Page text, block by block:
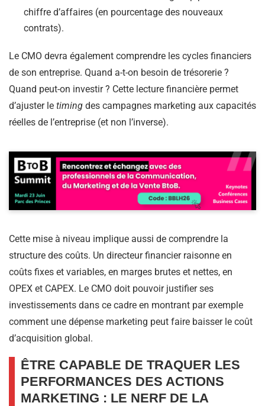
chiffre d’affaires (en pourcentage des nouveaux
contrats).
Le CMO devra également comprendre les cycles financiers
de son entreprise. Quand a-t-on besoin de trésorerie ?
Quand peut-on investir ? Cette lecture financière permet
d’ajuster le timing des campagnes marketing aux capacités
réelles de l’entreprise (et non l’inverse).
Cette mise à niveau implique aussi de comprendre la
structure des coûts. Un directeur financier raisonne en
coûts fixes et variables, en marges brutes et nettes, en
OPEX et CAPEX. Le CMO doit pouvoir justifier ses
investissements dans ce cadre en montrant par exemple
comment une dépense marketing peut faire baisser le coût
d’acquisition global.
ÊTRE CAPABLE DE TRAQUER LES
PERFORMANCES DES ACTIONS
MARKETING : LE NERF DE LA